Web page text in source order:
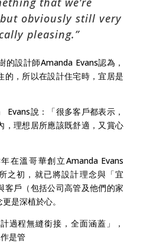
obviously still very
pleasing.”
的設計師Amanda Evans認為，
的，所以在設計住宅時，宜居是
Evans說：「很多客戶都表示，
，理想居所應該既舒適，又賞心
在溫哥華創立Amanda Evans
之初，就已將設計理念與「宜
客戶（包括公司高管及他們的家
是深植於心。
過程無縫銜接，全面涵蓋」，
是管